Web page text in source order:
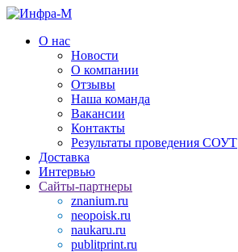
О нас
Новости
О компании
Отзывы
Наша команда
Вакансии
Контакты
Результаты проведения СОУТ
Доставка
Интервью
Сайты-партнеры
znanium.ru
neopoisk.ru
naukaru.ru
publitprint.ru